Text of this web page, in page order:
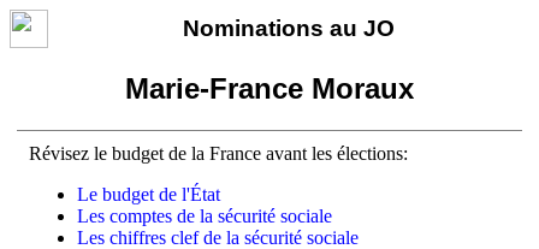
Nominations au JO
Marie-France Moraux
Révisez le budget de la France avant les élections:
Le budget de l'État
Les comptes de la sécurité sociale
Les chiffres clef de la sécurité sociale